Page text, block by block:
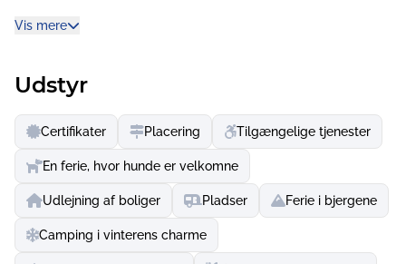
Vis mere
Udstyr
Certifikater Placering Tilgængelige tjenester
En ferie, hvor hunde er velkomne
Udlejning af boliger Pladser Ferie i bjergene
Camping i vinterens charme